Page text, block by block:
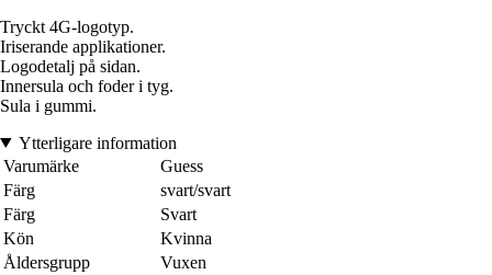
Tryckt 4G-logotyp.
Iriserande applikationer.
Logodetalj på sidan.
Innersula och foder i tyg.
Sula i gummi.
Ytterligare information
Varumärke
Guess
Färg
svart/svart
Färg
Svart
Kön
Kvinna
Åldersgrupp
Vuxen